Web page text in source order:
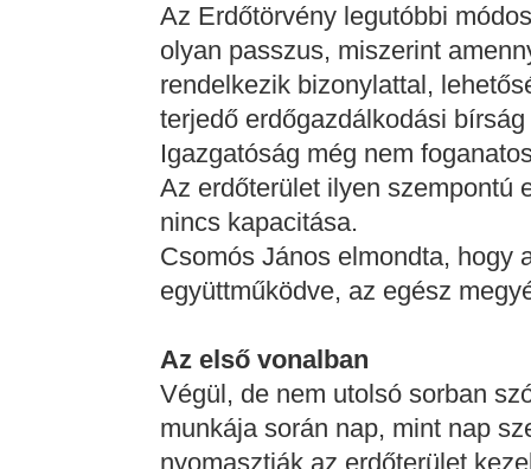
Az Erdőtörvény legutóbbi
olyan passzus, miszerint
rendelkezik bizonylattal,
terjedő erdőgazdálkodási
Igazgatóság még nem
Az erdőterület ilyen szempontú
nincs kapacitása.
Csomós János elmondta, hogy
együttműködve, az egész
Az első vonalban
Végül, de nem utolsó sorban
munkája során nap, mint nap
nyomasztják az erdőterület